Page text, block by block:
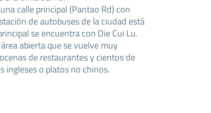
calle principal (Pantao Rd) con
de autobuses de la ciudad está
se encuentra con Die Cui Lu.
abierta que se vuelve muy
de restaurantes y cientos de
ingleses o platos no chinos.